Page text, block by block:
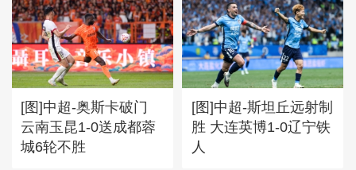
[图]中超-奥斯卡破门
云南玉昆1-0送成都蓉
城6轮不胜
[图]中超-斯坦丘远射制
胜 大连英博1-0辽宁铁
人